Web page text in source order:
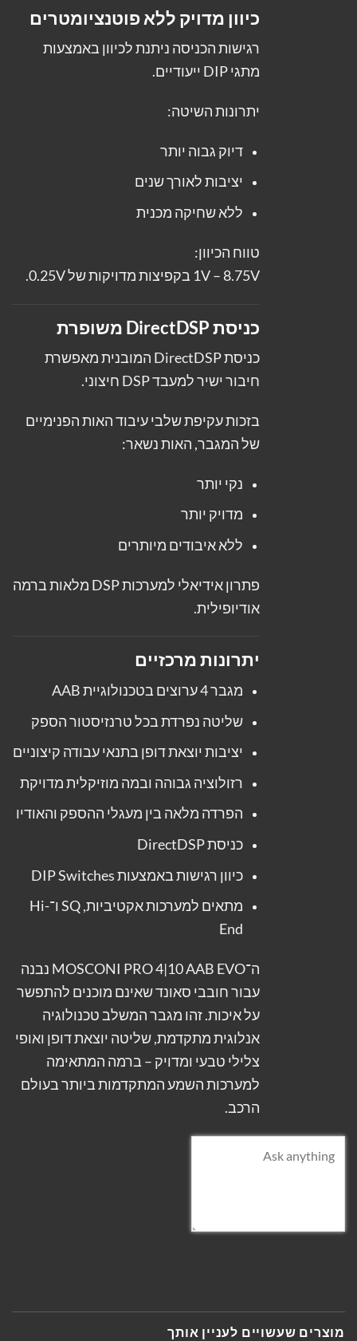
כיוון מדויק ללא פוטנציומטרים
רגישות הכניסה ניתנת לכיוון באמצעות
מתגי DIP ייעודיים.
יתרונות השיטה:
דיוק גבוה יותר
יציבות לאורך שנים
ללא שחיקה מכנית
טווח הכיוון:
1V – 8.75V בקפיצות מדויקות של 0.25V.
כניסת DirectDSP משופרת
כניסת DirectDSP המובנית מאפשרת
חיבור ישיר למעבד DSP חיצוני.
בזכות עקיפת שלבי עיבוד האות הפנימיים
של המגבר, האות נשאר:
נקי יותר
מדויק יותר
ללא איבודים מיותרים
פתרון אידיאלי למערכות DSP מלאות ברמה
אודיופילית.
יתרונות מרכזיים
מגבר 4 ערוצים בטכנולוגיית AAB
שליטה נפרדת בכל טרנזיסטור הספק
יציבות יוצאת דופן בתנאי עבודה קיצוניים
רזולוציה גבוהה ובמה מוזיקלית מדויקת
הפרדה מלאה בין מעגלי ההספק והאודיו
כניסת DirectDSP
כיוון רגישות באמצעות DIP Switches
מתאים למערכות אקטיביות, SQ ו־Hi-
End
ה־MOSCONI PRO 4|10 AAB EVO נבנה
עבור חובבי סאונד שאינם מוכנים להתפשר
על איכות. זהו מגבר המשלב טכנולוגיה
אנלוגית מתקדמת, שליטה יוצאת דופן ואופי
צלילי טבעי ומדויק – ברמה המתאימה
למערכות השמע המתקדמות ביותר בעולם
הרכב.
מוצרים שעשויים לעניין אותך